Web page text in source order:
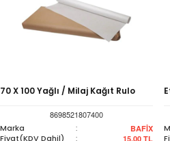
70 X 100 Yağlı / Milaj Kağıt Rulo
8698521807400
Marka
: BAFİX
Fiyat(KDV Dahil) : 15,00 TL